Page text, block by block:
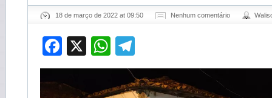
18 de março de 2022 at 09:50 Nenhum comentário
Facebook
X WhatsApp